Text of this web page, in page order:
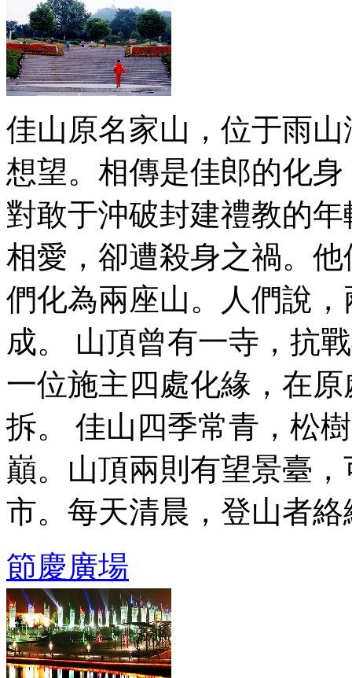
佳山原名家山，位于雨
想望。相傳是佳郎的化
對敢于沖破封建禮教的
相愛，卻遭殺身之禍。
們化為兩座山。人們說
成。 山頂曾有一寺，抗
一位施主四處化緣，在
拆。 佳山四季常青，松
巔。山頂兩則有望景臺
市。每天清晨，登山者絡
節慶廣場